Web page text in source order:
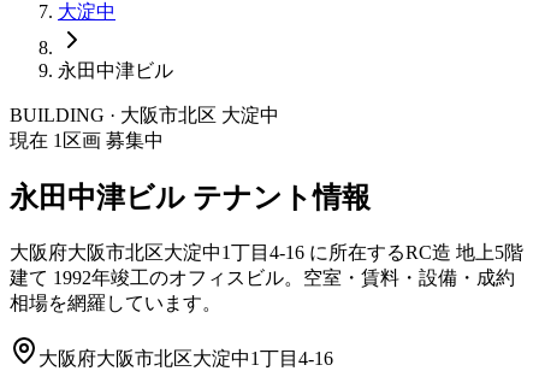
大淀中
永田中津ビル
BUILDING · 大阪市北区 大淀中
現在 1 区画 募集中
永田中津ビル テナント情報
大阪府大阪市北区大淀中1丁目4-16 に所在するRC造 地上5階
建て 1992年竣工のオフィスビル。空室・賃料・設備・成約
相場を網羅しています。
大阪府大阪市北区大淀中1丁目4-16